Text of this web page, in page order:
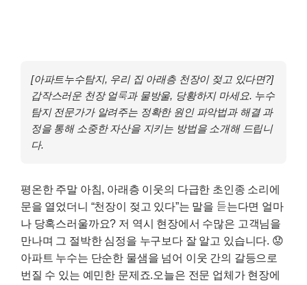
[아파트누수탐지, 우리 집 아래층 천장이 젖고 있다면?]
갑작스러운 천장 얼룩과 물방울, 당황하지 마세요. 누수
탐지 전문가가 알려주는 정확한 원인 파악법과 해결 과
정을 통해 소중한 자산을 지키는 방법을 소개해 드립니
다.
평온한 주말 아침, 아래층 이웃의 다급한 초인종 소리에
문을 열었더니 “천장이 젖고 있다”는 말을 듣는다면 얼마
나 당혹스러울까요? 저 역시 현장에서 수많은 고객님을
만나며 그 절박한 심정을 누구보다 잘 알고 있습니다. 😟
아파트 누수는 단순한 물샘을 넘어 이웃 간의 갈등으로
번질 수 있는 예민한 문제죠.오늘은 전문 업체가 현장에